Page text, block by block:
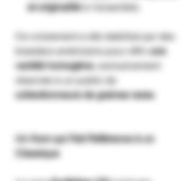
et originalitéà l’ensemble.
Ce croisement a été stabilisé par des
breeders américains pour offrir une
variété homogène, exclusivement
réservée à un public de
collectionneurs de graines rares.
Un Nom qui Fait Référence à un
Classique